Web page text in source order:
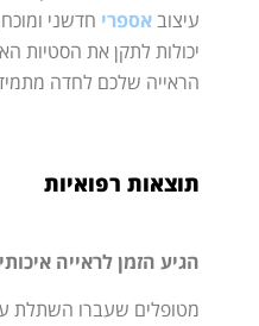
עיצובאספרי חדשני
יכולות לתקן את הסטיות
הראייה שלכם לחדה
תוצאות רפואיות
הגיע הזמן לראייה
מטופלים שעברו השתלת